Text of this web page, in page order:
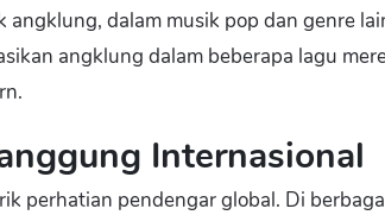
angklung, dalam musik pop dan genre
angklung dalam beberapa lagu
Internasional
perhatian pendengar global. Di